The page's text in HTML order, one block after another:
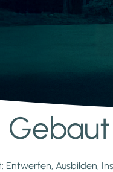
Entwerfen, Ausbilden,